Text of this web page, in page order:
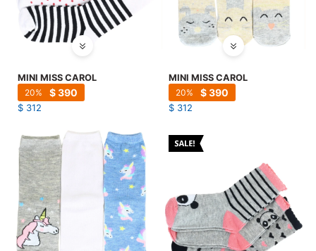
MINI MISS CAROL
$390
20
$ 312
MINI MISS CAROL
$390
20
$ 312